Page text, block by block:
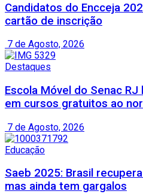
Candidatos do Encceja
cartão de inscrição
7 de Agosto, 2026
Destaques
Escola Móvel do Senac
em cursos gratuitos ao
7 de Agosto, 2026
Educação
Saeb 2025: Brasil
mas ainda tem gargalos